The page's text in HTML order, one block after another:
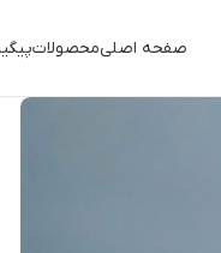
صفحه اصلیمحصولات